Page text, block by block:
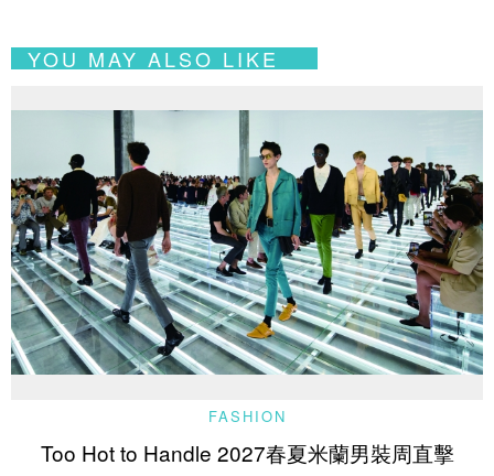
YOU MAY ALSO LIKE
FASHION
Too Hot to Handle 2027春夏米蘭男裝周直擊